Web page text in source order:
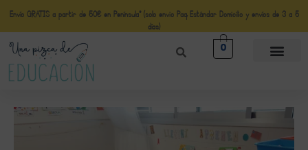
Envío GRATIS a partir de 50€ en Península* (solo envio Paq Estándar Domicilio y envíos de 3 a 5
días)
0